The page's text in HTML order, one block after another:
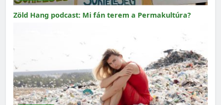
Zöld Hang podcast: Mi fán terem a Permakultúra?